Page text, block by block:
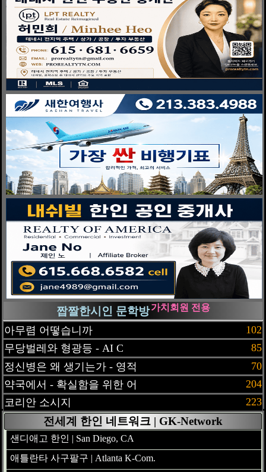
짭짤한시인 문학방 가치회원 전용
아무렴 어떻습니까
102
무당벌레와 형광등 - AI C
85
정신병은 왜 생기는가 - 영적
70
약국에서 - 확실함을 위한 어
204
코리안 소시지
223
전세계 한인 네트워크 | GK-Network
샌디애고 한인 | San Diego, CA
애틀란타 사구팔구 | Atlanta K-Com.